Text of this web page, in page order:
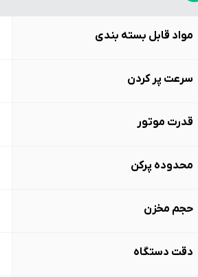
مواد قابل بسته بندی
سرعت پر کردن
قدرت موتور
محدوده پرکن
حجم مخزن
دقت دستگاه